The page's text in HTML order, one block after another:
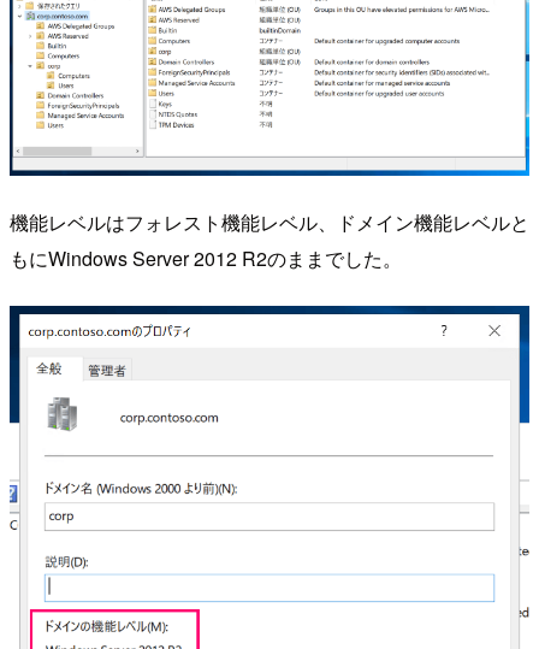
機能レベルはフォレスト機能レベル、ドメイン機能レベルと
もにWindows Server 2012 R2のままでした。